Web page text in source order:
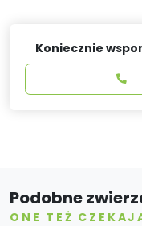
Koniecznie
Podobne
ONE TEŻ